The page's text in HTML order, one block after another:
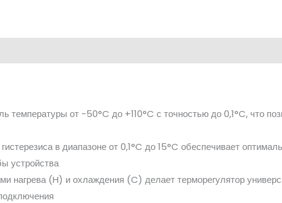
температуры от -50°C до +110°C с точностью до 0,1°C, что
в диапазоне от 0,1°C до 15°C обеспечивает
устройства
(H) и охлаждения (C) делает терморегулятор